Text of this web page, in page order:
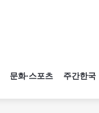
문화·스포츠 주간한국